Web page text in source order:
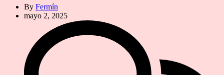
By Fermín
mayo 2, 2025